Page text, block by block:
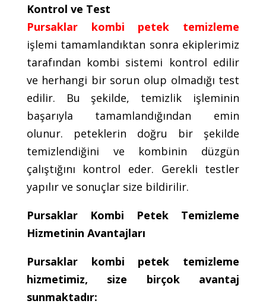
Kontrol ve Test
Pursaklar kombi petek temizleme
işlemi tamamlandıktan sonra ekiplerimiz
tarafından kombi sistemi kontrol edilir
ve herhangi bir sorun olup olmadığı test
edilir. Bu şekilde, temizlik işleminin
başarıyla tamamlandığından emin
olunur. peteklerin doğru bir şekilde
temizlendiğini ve kombinin düzgün
çalıştığını kontrol eder. Gerekli testler
yapılır ve sonuçlar size bildirilir.
Pursaklar Kombi Petek Temizleme
Hizmetinin Avantajları
Pursaklar kombi petek temizleme
hizmetimiz, size birçok avantaj
sunmaktadır: